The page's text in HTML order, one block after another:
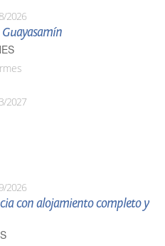
2026
2027
2026
con alojamiento completo y